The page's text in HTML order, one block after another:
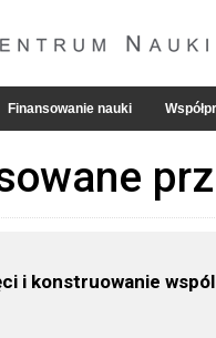
Finansowanie nauki
i konstruowanie